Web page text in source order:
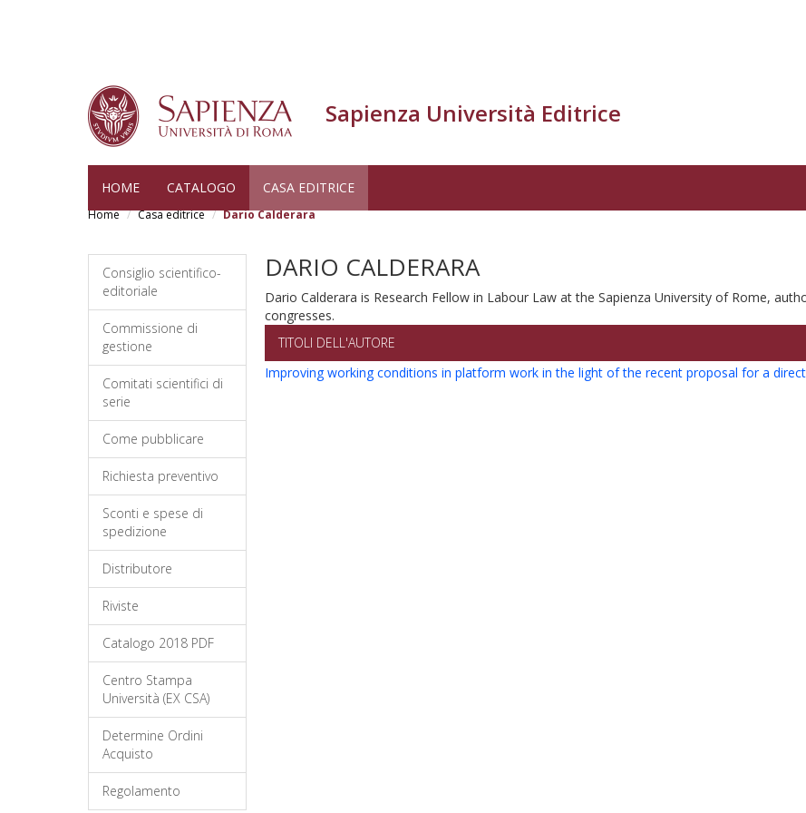
Sapienza Università Editrice
HOME CATALOGO CASA EDITRICE
Home Casa editrice Dario Calderara
Consiglio scientifico-
editoriale
Commissione di
gestione
Comitati scientifici di
serie
Come pubblicare
Richiesta preventivo
Sconti e spese di
spedizione
Distributore
Riviste
Catalogo 2018 PDF
Centro Stampa
Università (EX CSA)
Determine Ordini
Acquisto
Regolamento
DARIO CALDERARA
Dario Calderara is Research Fellow in Labour Law at the Sapienza University of Rome,
congresses.
TITOLI DELL'AUTORE
Improving working conditions in platform work in the light of the recent proposal for a